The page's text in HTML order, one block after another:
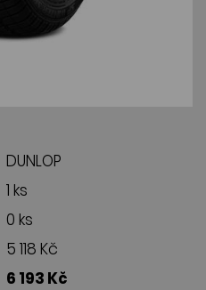
DUNLOP
1 ks
0 ks
5 118 Kč
6 193 Kč